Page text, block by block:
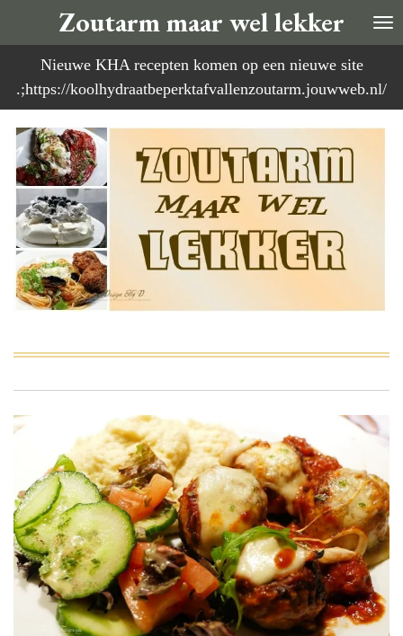
direct
naar
de
Zoutarm maar wel lekker
Nieuwe KHA recepten komen op een nieuwe site
.;https://koolhydraatbeperktafvallenzoutarm.jouwweb.nl/